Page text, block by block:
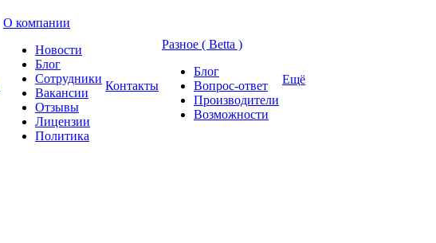
О компании
Новости
Блог
Сотрудники
Вакансии
Отзывы
Лицензии
Политика
Контакты
Разное ( Betta )
Блог
Вопрос-ответ
Производители
Возможности
Ещё